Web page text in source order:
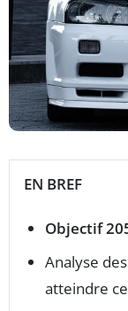
EN BREF
Objectif
Analyse des
atteindre